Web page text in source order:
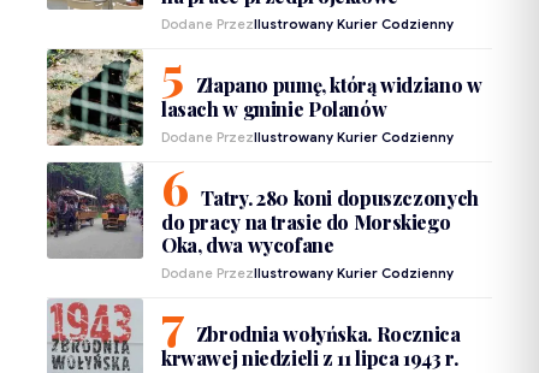
Dodane PrzezIlustrowany Kurier Codzienny
Złapano pumę, którą widziano w
lasach w gminie Polanów
Dodane PrzezIlustrowany Kurier Codzienny
Tatry. 280 koni dopuszczonych
do pracy na trasie do Morskiego
Oka, dwa wycofane
Dodane PrzezIlustrowany Kurier Codzienny
Zbrodnia wołyńska. Rocznica
krwawej niedzieli z 11 lipca 1943 r.